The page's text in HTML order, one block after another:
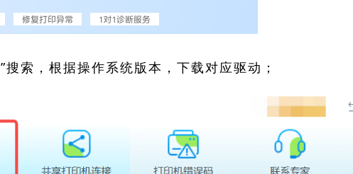
”搜索，根据操作系统版本，下载对应驱动；